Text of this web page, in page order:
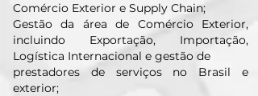
Comércio Exterior e Supply Chain;
Gestão da área de Comércio Exterior,
incluindo Exportação, Importação,
Logística Internacional e gestão de
prestadores de serviços no Brasil e
exterior;